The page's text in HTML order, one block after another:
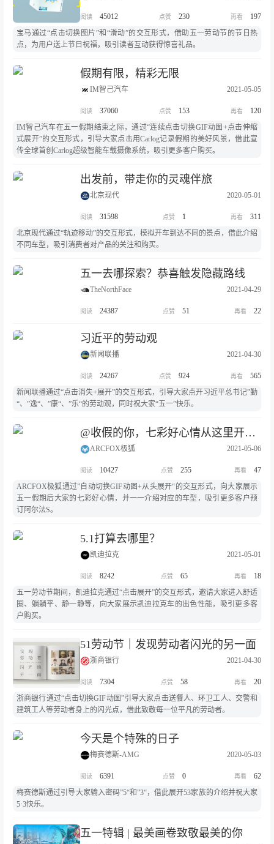
45012 230
197
宝马通过“点击切换图片”和“滑动”的交互形式，借助五一劳动节的节日热
点，为用户送上节日祝福，吸引读者互动获得惊喜礼品。
假期有限，精彩无限
IM智己汽车 2021-05-05
37060 153
120
IM智己汽车在五一假期结束之际，通过“连续点击切换GIF动图+点击伸缩
式展开”的交互形式，引导大家点击用Carlog记录假期的美好风景，借此宣
传全球首创Carlog超级智能车载摄像系统，吸引更多客户购买。
出发前，带走你的灵魂伴旅
北京现代 2020-05-01
31598 1
311
北京现代通过“轨迹移动”的交互形式，模拟开车到达不同的景点，借此介绍
不同车型，吸引消费者对产品的关注和购买。
五一去哪探索？恭喜触发隐藏路线
TheNorthFace 2021-04-29
24387 51 22
习近平的劳动观
新闻联播 2021-04-30
24267 924
565
新闻联播通过“点击消失+展开”的交互形式，引导大家点开习近平总书记”勤
“、”逸“、”康“、”乐“的劳动观，同时祝大家“五一”快乐。
@收假的你，七彩好心情从这里开启！
ARCFOX极狐 2021-05-06
10427 255
47
ARCFOX极狐通过”自动切换GIF动图+从头展开“的交互形式，向大家展示
五一假期后大家的七彩好心情，并一一介绍对应的车型，吸引更多客户预
订阿尔法S。
5.1打算去哪里？
凯迪拉克 2021-05-01
8242 65
18
五一劳动节期间，凯迪拉克通过“点击展开”的交互形式，邀请大家进入舒适
圈、躺躺平、静一静等，向大家展示凯迪拉克车的出色性能，吸引更多客
户购买。
51劳动节｜发现劳动者闪光的另一面
浙商银行 2021-04-30
7304 58
20
浙商银行通过“点击切换GIF动图”引导大家点击送餐人、环卫工人、交警和
建筑工人等劳动者身上的闪光点，借此致敬每一位平凡的劳动者。
今天是个特殊的日子
梅赛德斯-AMG 2020-05-03
6391 0
62
梅赛德斯通过引导大家输入密码”5“和”3“，借此展开53家族的介绍并祝大家
5·3快乐。
五一特辑 | 最美画卷致敬最美的你